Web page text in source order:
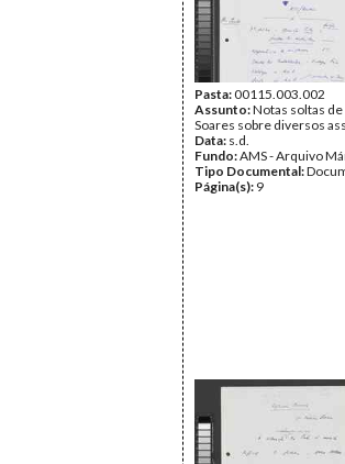
Pasta:00115.003.002
Assunto:Notas soltas
Soares sobre diversos
Data: s.d.
Fundo:AMS - Arquivo
Tipo Documental:
Página(s): 9